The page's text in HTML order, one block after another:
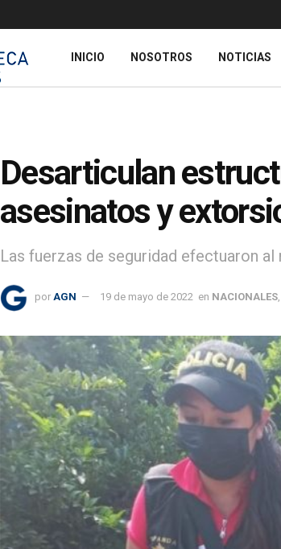
INICIO NOSOTROS NOTICIAS
Desarticulan
asesinatos y
Las fuerzas de seguridad efectuaron
por AGN 19 de mayo de 2022 en NACIONALES